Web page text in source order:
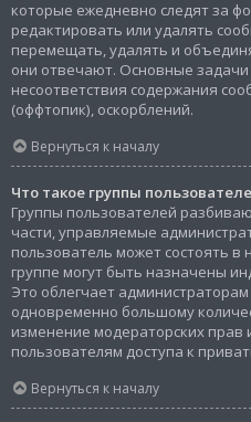
которые ежедневно следят за
редактировать или удалять
перемещать, удалять и
они отвечают. Основные
несоответствия содержания
(оффтопик), оскорблений.
Вернуться к началу
Что такое группы
Группы пользователей
части, управляемые
пользователь может состоять в
группе могут быть назначены
Это облегчает
одновременно большому
изменение модераторских прав
пользователям доступа к
Вернуться к началу